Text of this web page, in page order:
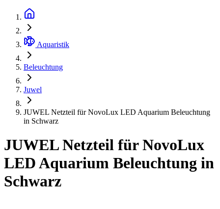
Aquaristik
Beleuchtung
Juwel
JUWEL Netzteil für NovoLux LED Aquarium Beleuchtung
in Schwarz
JUWEL Netzteil für NovoLux
LED Aquarium Beleuchtung in
Schwarz